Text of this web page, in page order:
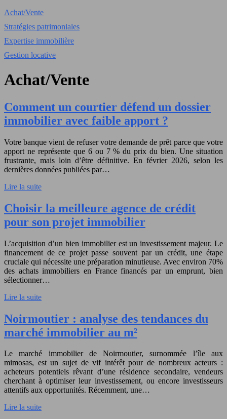
Achat/Vente
Stratégies patrimoniales
Expertise immobilière
Gestion locative
Achat/Vente
Comment un courtier défend un dossier
immobilier avec faible apport ?
Votre banque vient de refuser votre demande de prêt parce que votre
apport ne représente que 6 ou 7 % du prix du bien. Une situation
frustrante, mais loin d’être définitive. En février 2026, selon les
dernières données publiées par…
Lire la suite
Choisir la meilleure agence de crédit
pour son projet immobilier
L’acquisition d’un bien immobilier est un investissement majeur. Le
financement de ce projet passe souvent par un crédit, une étape
cruciale qui nécessite une préparation minutieuse. Avec environ 70%
des achats immobiliers en France financés par un emprunt, bien
sélectionner…
Lire la suite
Noirmoutier : analyse des tendances du
marché immobilier au m²
Le marché immobilier de Noirmoutier, surnommée l’île aux
mimosas, est un sujet de vif intérêt pour de nombreux acteurs :
acheteurs potentiels rêvant d’une résidence secondaire, vendeurs
cherchant à optimiser leur investissement, ou encore investisseurs
attentifs aux opportunités. Récemment, une…
Lire la suite